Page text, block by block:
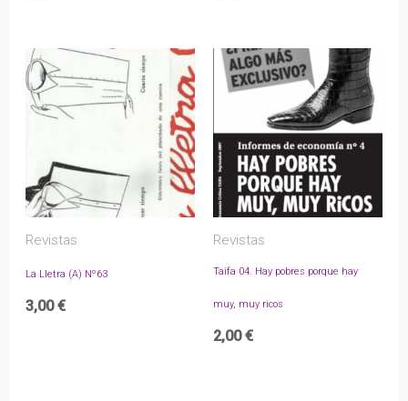
Revistas
La Lletra (A) Nº63
3,00€
Revistas
Taifa 04. Hay pobres porque hay
muy, muy ricos
2,00€